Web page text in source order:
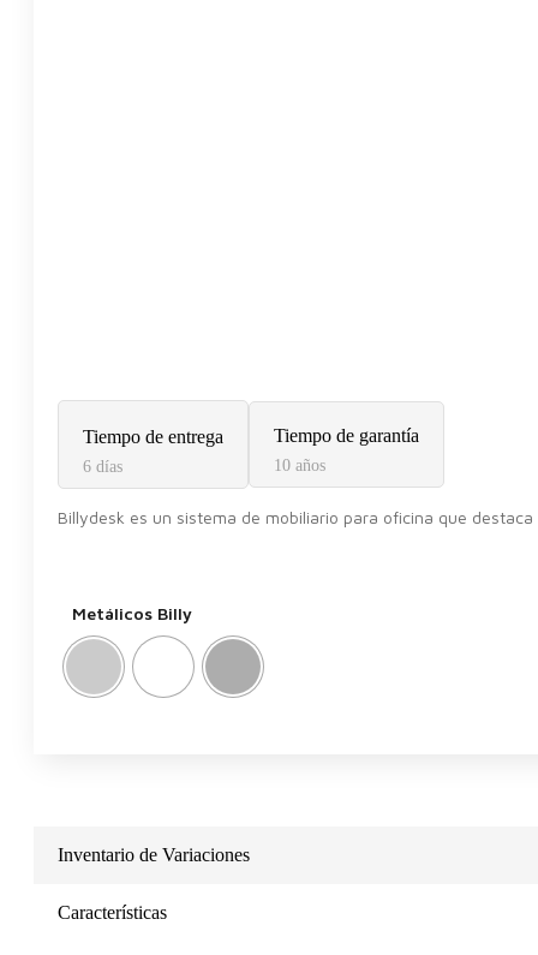
Tiempo de entrega
6 días
Tiempo de garantía
10 años
Billydesk es un sistema de mobiliario para oficina que
Metálicos Billy
Inventario de Variaciones
Características